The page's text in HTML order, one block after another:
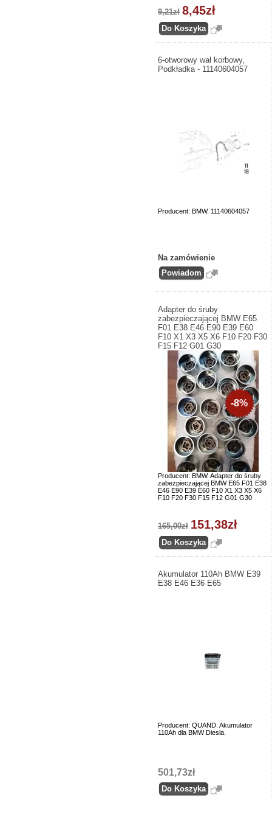
9,21zł 8,45zł
6-otworowy wał korbowy,
Podkładka - 11140604057
Producent: BMW. 11140604057
Na zamówienie
Adapter do śruby
zabezpieczającej BMW E65
F01 E38 E46 E90 E39 E60
F10 X1 X3 X5 X6 F10 F20 F30
F15 F12 G01 G30
Producent: BMW. Adapter do śruby
zabezpieczającej BMW E65 F01 E38
E46 E90 E39 E60 F10 X1 X3 X5 X6
F10 F20 F30 F15 F12 G01 G30
-8%
165,00zł 151,38zł
Akumulator 110Ah BMW E39
E38 E46 E36 E65
Producent: QUAND. Akumulator
110Ah dla BMW Diesla.
501,73zł